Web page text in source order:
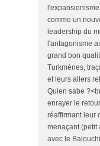
comme un
leadership du
l'antagonisme
grand bon
Turkmènes,
et leurs allers
Quien sabe
enrayer le
réaffirmant leur
menaçant (petit
avec le